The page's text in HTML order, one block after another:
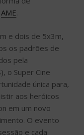
AME.
e dois de 5x3m,
os padrões de
pela
o Super Cine
única para,
aos heróicos
em um novo
O evento
e cada